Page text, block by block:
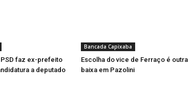
faz ex-prefeito
a deputado
Bancada Capixaba
Escolha do vice de Ferraço é outra
baixa em Pazolini